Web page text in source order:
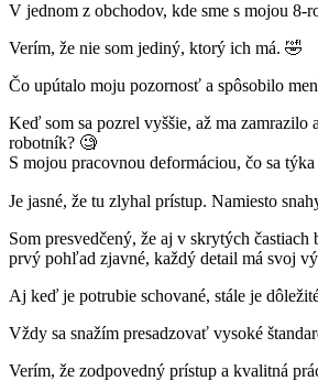
V jednom z obchodov, kde sme s mojou
Verím, že nie som jediný, ktorý ich má. 🤣
Čo upútalo moju pozornosť a spôsobilo
Keď som sa pozrel vyššie, až ma
robotník? 🧐
S mojou pracovnou deformáciou, čo sa
Je jasné, že tu zlyhal prístup. Namiesto
Som presvedčený, že aj v skrytých
prvý pohľad zjavné, každý detail má svoj
Aj keď je potrubie schované, stále je
Vždy sa snažím presadzovať vysoké
Verím, že zodpovedný prístup a kvalitná